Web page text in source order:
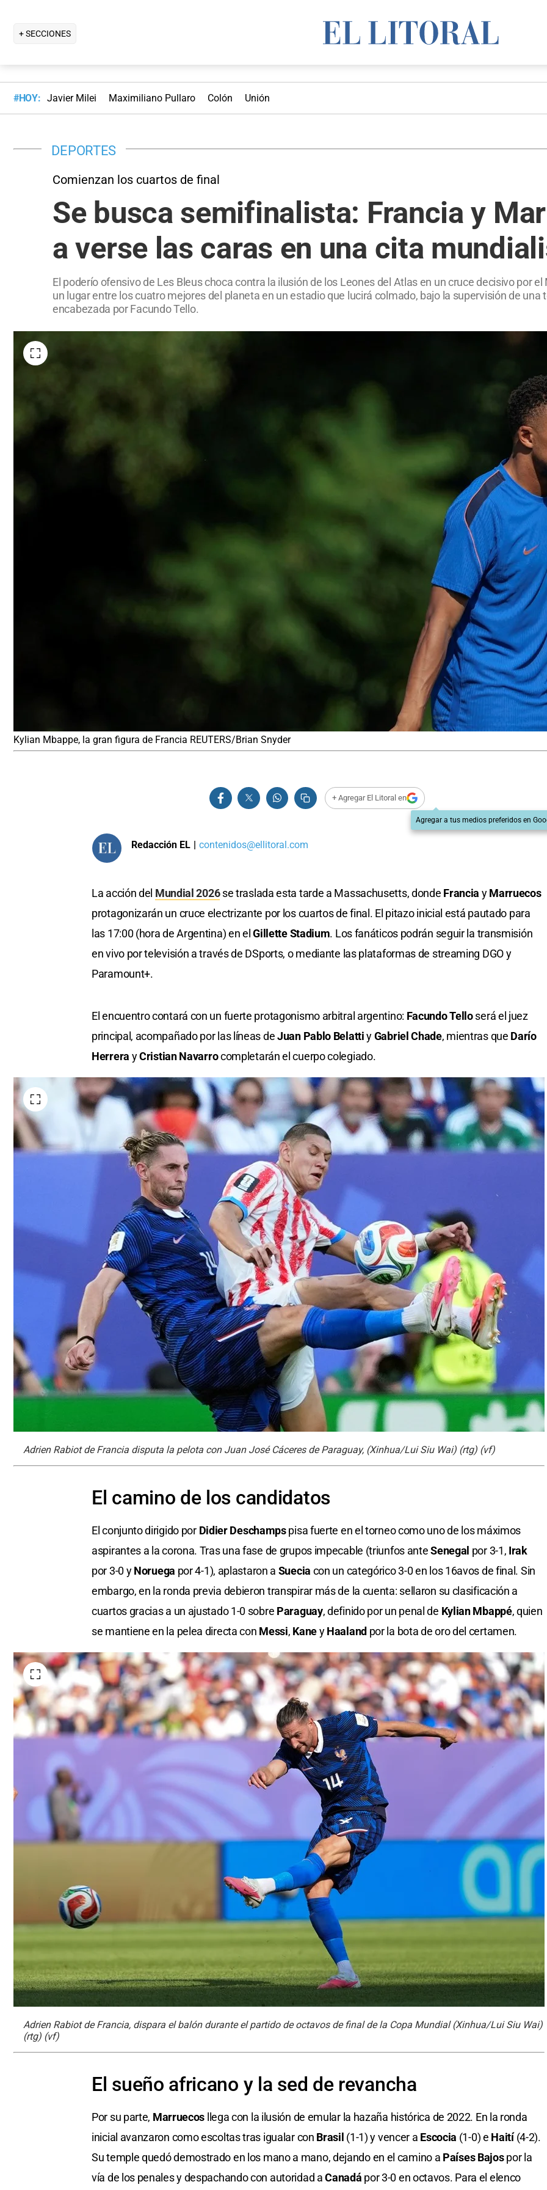
+ SECCIONES
#HOY: Javier Milei Maximiliano Pullaro Colón Unión
DEPORTES
Comienzan los cuartos de final
Se busca semifinalista: Francia y
a verse las caras en una cita
El poderío ofensivo de Les Bleus choca contra la ilusión de los Leones del Atlas en un cruce decisivo por
un lugar entre los cuatro mejores del planeta en un estadio que lucirá colmado, bajo la supervisión de
encabezada por Facundo Tello.
Kylian Mbappe, la gran figura de Francia REUTERS/Brian Snyder
+ Agregar El Litoral en
Agregar a tus medios preferidos en
Redacción EL | contenidos@ellitoral.com
La acción del Mundial 2026se traslada esta tarde a Massachusetts, donde Francia yMarruecos
protagonizarán un cruce electrizante por los cuartos de final. El pitazo inicial está pautado para
las 17:00 (hora de Argentina) en elGillette Stadium. Los fanáticos podrán seguir la transmisión
en vivo por televisión a través de DSports, o mediante las plataformas de streaming DGO y
Paramount+.
El encuentro contará con un fuerte protagonismo arbitral argentino: Facundo Telloserá el juez
principal, acompañado por las líneas deJuan Pablo BelattiyGabriel Chade, mientras que Darío
Herrera yCristian Navarrocompletarán el cuerpo colegiado.
Adrien Rabiot de Francia disputa la pelota con Juan José Cáceres de Paraguay, (Xinhua/Lui Siu Wai) (rtg) (vf)
El camino de los candidatos
El conjunto dirigido por Didier Deschampspisa fuerte en el torneo como uno de los máximos
aspirantes a la corona. Tras una fase de grupos impecable (triunfos anteSenegal por 3-1, Irak
por 3-0 yNoruega por 4-1), aplastaron a Suecia con un categórico 3-0 en los 16avos de final. Sin
embargo, en la ronda previa debieron transpirar más de la cuenta: sellaron su clasificación a
cuartos gracias a un ajustado 1-0 sobre Paraguay, definido por un penal de Kylian Mbappé, quien
se mantiene en la pelea directa con Messi, KaneyHaaland por la bota de oro del certamen.
Adrien Rabiot de Francia, dispara el balón durante el partido de octavos de final de la Copa Mundial (Xinhua/Lui Siu Wai)
(rtg) (vf)
El sueño africano y la sed de revancha
Por su parte, Marruecos llega con la ilusión de emular la hazaña histórica de 2022. En la ronda
inicial avanzaron como escoltas tras igualar con Brasil (1-1) y vencer a Escocia (1-0) e Haití (4-2).
Su temple quedó demostrado en los mano a mano, dejando en el camino a Países Bajospor la
vía de los penales y despachando con autoridad aCanadá por 3-0 en octavos. Para el elenco